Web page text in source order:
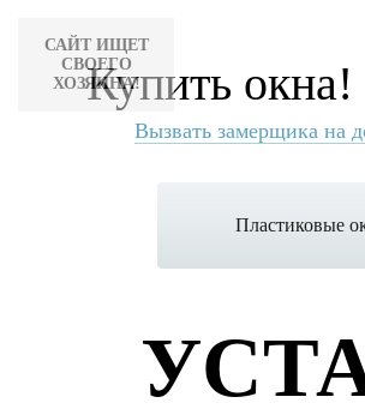
Купить окна!
Вызвать замерщика на
Пластиковые
САЙТ ИЩЕТ
СВОЕГО
ХОЗЯИНА!